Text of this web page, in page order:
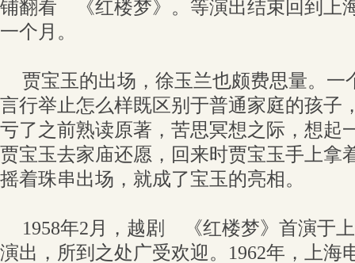
铺翻看 《红楼梦》。等演出结束回到上
一个月。
贾宝玉的出场，徐玉兰也颇费思量。一
言行举止怎么样既区别于普通家庭的孩
亏了之前熟读原著，苦思冥想之际，想起
贾宝玉去家庙还愿，回来时贾宝玉手上拿
摇着珠串出场，就成了宝玉的亮相。
1958年2月，越剧 《红楼梦》首演于
演出，所到之处广受欢迎。1962年，上海